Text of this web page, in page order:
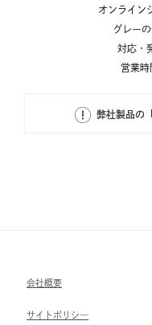
オンライン
グレー
対応・
営業
弊社製品の
会社概要
サイトポリシ―